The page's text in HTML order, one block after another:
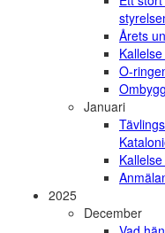
Årets
O-
Januari
2025
December